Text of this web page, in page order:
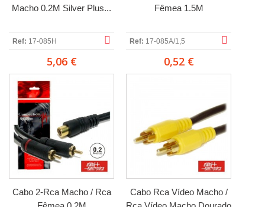
Macho 0.2M Silver Plus...
Ref: 17-085H
5,06 €
Fêmea 1.5M
Ref: 17-085A/1,5
0,52 €
Cabo 2-Rca Macho / Rca
Cabo Rca Vídeo Macho /